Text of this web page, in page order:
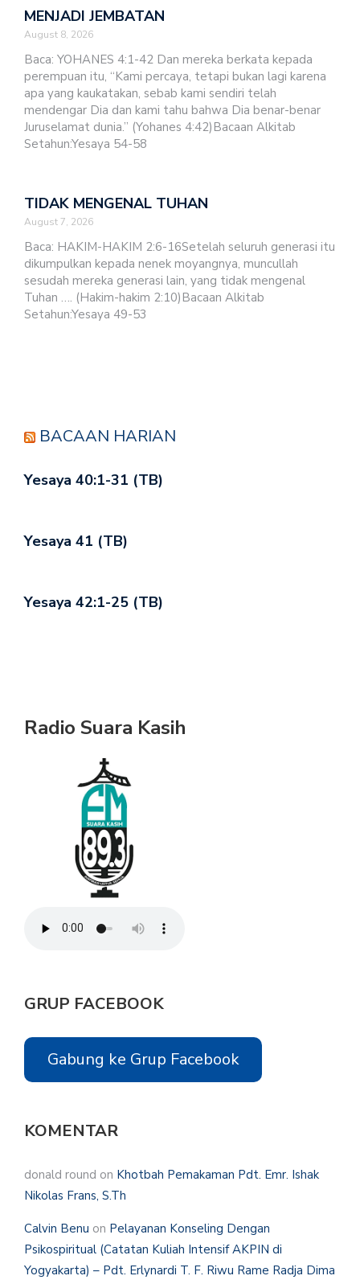
MENJADI JEMBATAN
August 8, 2026
Baca: YOHANES 4:1-42 Dan mereka berkata kepada
perempuan itu, “Kami percaya, tetapi bukan lagi karena
apa yang kaukatakan, sebab kami sendiri telah
mendengar Dia dan kami tahu bahwa Dia benar-benar
Juruselamat dunia.” (Yohanes 4:42)Bacaan Alkitab
Setahun:Yesaya 54-58
TIDAK MENGENAL TUHAN
August 7, 2026
Baca: HAKIM-HAKIM 2:6-16Setelah seluruh generasi itu
dikumpulkan kepada nenek moyangnya, muncullah
sesudah mereka generasi lain, yang tidak mengenal
Tuhan …. (Hakim-hakim 2:10)Bacaan Alkitab
Setahun:Yesaya 49-53
BACAAN HARIAN
Yesaya 40:1-31 (TB)
Yesaya 41 (TB)
Yesaya 42:1-25 (TB)
Radio Suara Kasih
GRUP FACEBOOK
Gabung ke Grup Facebook
KOMENTAR
donald round on Khotbah Pemakaman Pdt. Emr. Ishak
Nikolas Frans, S.Th
Calvin Benu on Pelayanan Konseling Dengan
Psikospiritual (Catatan Kuliah Intensif AKPIN di
Yogyakarta) – Pdt. Erlynardi T. F. Riwu Rame Radja Dima